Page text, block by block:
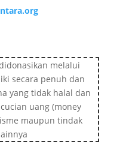
melalui
secara penuh dan
yang tidak halal dan
uang (money
maupun tindak